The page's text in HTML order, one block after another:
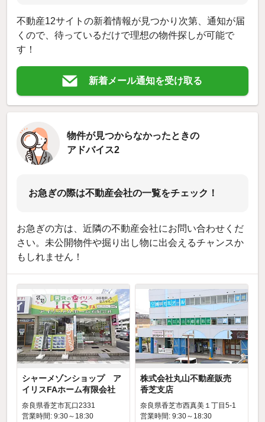
不動産12サイトの新着情報が見つかり次第、通知が届
くので、待っているだけで理想の物件探しが可能で
す！
新着メール通知を受け取る
物件が見つからなかったときの
アドバイス2
お急ぎの際は不動産会社の一覧をチェック！
お急ぎの方は、近隣の不動産会社にお問い合わせくだ
さい。未公開物件や掘り出し物に出会えるチャンスか
もしれません！
シャーメゾンショップ ア
イリスFAホーム有限会社
奈良県香芝市瓦口2331
営業時間: 9:30～18:30
株式会社丸山不動産販売
香芝支店
奈良県香芝市西真美１丁目5-1
営業時間: 9:30～18:30